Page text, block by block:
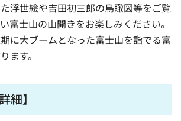
浮世絵や吉田初三郎の鳥瞰図等をご覧
富士山の山開きをお楽しみください。
に大ブームとなった富士山を詣でる富
ます。
細】